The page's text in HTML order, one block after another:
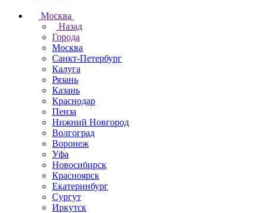
Москва
Назад
Города
Москва
Санкт-Петербург
Калуга
Рязань
Казань
Краснодар
Пенза
Нижний Новгород
Волгоград
Воронеж
Уфа
Новосибирск
Красноярск
Екатеринбург
Сургут
Иркутск